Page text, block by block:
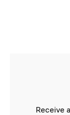
Receive